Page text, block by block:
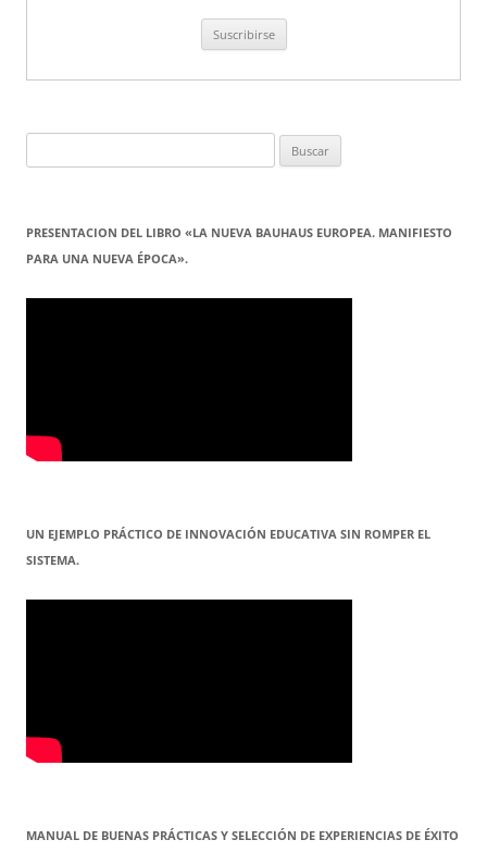
PRESENTACION DEL LIBRO «LA NUEVA BAUHAUS EUROPEA. MANIFIESTO
PARA UNA NUEVA ÉPOCA».
UN EJEMPLO PRÁCTICO DE INNOVACIÓN EDUCATIVA SIN ROMPER EL
SISTEMA.
MANUAL DE BUENAS PRÁCTICAS Y SELECCIÓN DE EXPERIENCIAS DE ÉXITO